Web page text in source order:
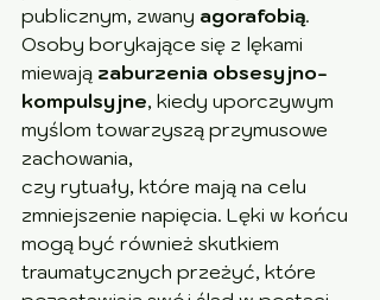
publicznym, zwany agorafobią.
Osoby borykające się z lękami
miewają zaburzenia obsesyjno-
kompulsyjne, kiedy uporczywym
myślom towarzyszą przymusowe
zachowania,
czy rytuały, które mają na celu
zmniejszenie napięcia. Lęki w końcu
mogą być również skutkiem
traumatycznych przeżyć, które